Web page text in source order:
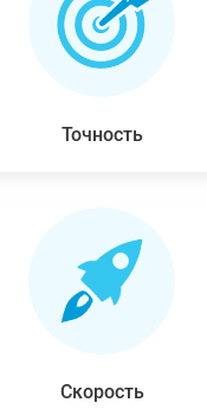
Точность
Скорость